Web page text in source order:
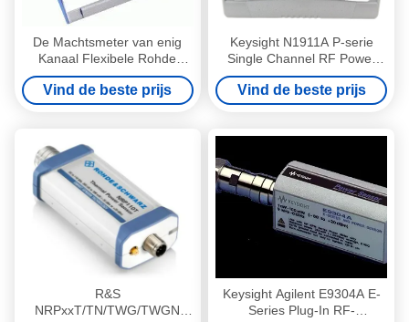
De Machtsmeter van enig
Kanaal Flexibele Rohde
Schwarz, Multifunctionele
NRP-Machtsmeter
Vind de beste prijs
Keysight N1911A P-serie
Single Channel RF Power
Meter met hoge
snelheidsmeting en USB LAN
GPIB-interface
Vind de beste prijs
R&S
NRPxxT/TN/TWG/TWGN
Keysight Agilent E9304A E-
Series Plug-In RF-